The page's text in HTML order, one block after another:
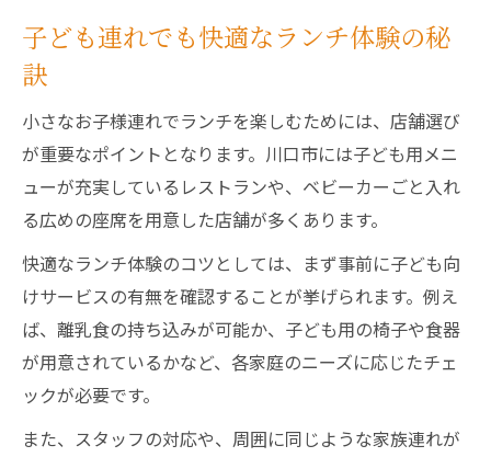
子ども連れでも快適なランチ体験の秘
訣
小さなお子様連れでランチを楽しむためには、店舗選び
が重要なポイントとなります。川口市には子ども用メニ
ューが充実しているレストランや、ベビーカーごと入れ
る広めの座席を用意した店舗が多くあります。
快適なランチ体験のコツとしては、まず事前に子ども向
けサービスの有無を確認することが挙げられます。例え
ば、離乳食の持ち込みが可能か、子ども用の椅子や食器
が用意されているかなど、各家庭のニーズに応じたチェ
ックが必要です。
また、スタッフの対応や、周囲に同じような家族連れが